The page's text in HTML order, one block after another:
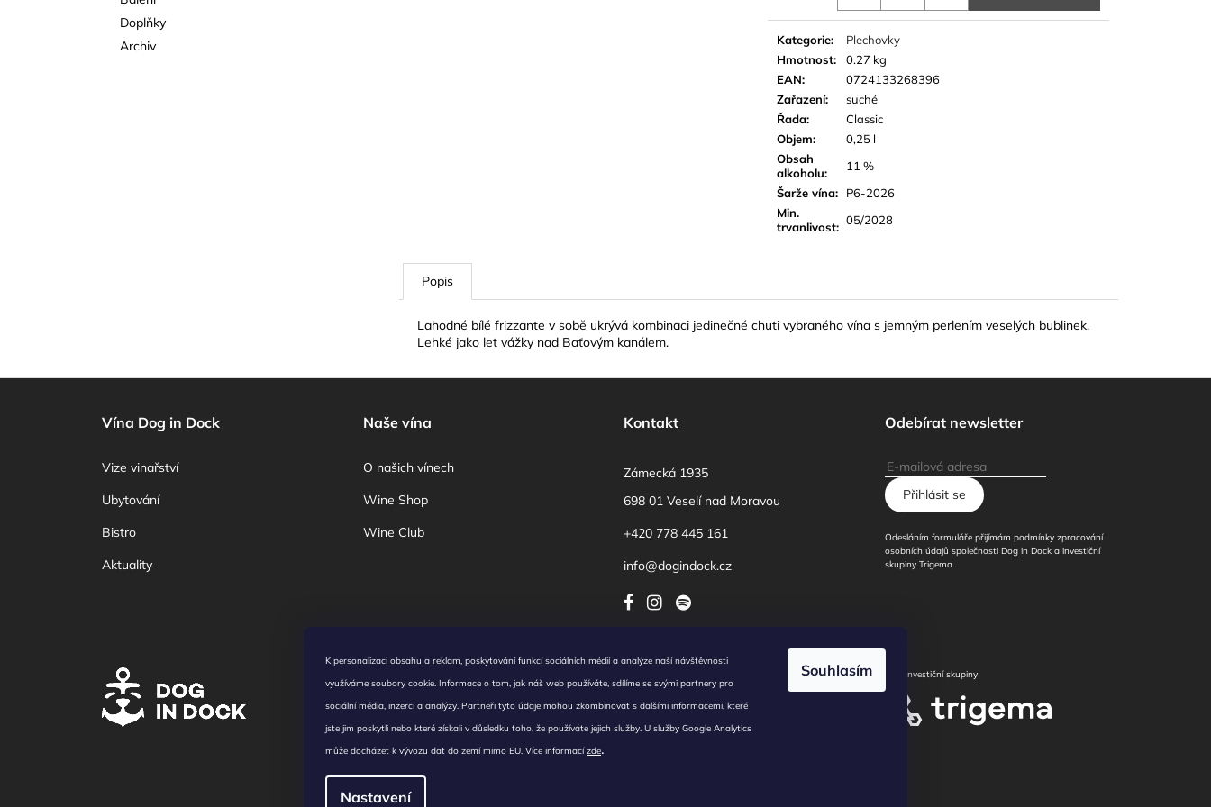
K personalizaci obsahu a reklam, poskytování funkcí sociálních médií a analýze naší návštěvnosti
využíváme soubory cookie. Informace o tom, jak náš web používáte, sdílíme se svými partnery pro
sociální média, inzerci a analýzy. Partneři tyto údaje mohou zkombinovat s dalšími informacemi, které
jste jim poskytli nebo které získali v důsledku toho, že používáte jejich služby. U služby Google Analytics
může docházet k vývozu dat do zemí mimo EU. Více informacízde.
Nastavení
Souhlasím
Doplňky
Archiv
Kategorie:
Plechovky
Hmotnost:
0.27 kg
EAN:
0724133268396
Zařazení:
suché
Řada:
Classic
Objem:
0,25 l
Obsah
alkoholu:
11 %
Šarže vína:
P6-2026
Min.
trvanlivost: 05/2028
Popis
Lahodné bílé frizzante v sobě ukrývá kombinaci jedinečné chuti vybraného vína s jemným perlením veselých bublinek.
Lehké jako let vážky nad Baťovým kanálem.
Vína Dog in Dock
Vize vinařství
Ubytování
Bistro
Aktuality
Naše vína
O našich vínech
Wine Shop
Wine Club
Kontakt
Zámecká 1935
698 01 Veselí nad Moravou
+420 778 445 161
info@dogindock.cz
Odebírat newsletter
Přihlásit se
Odesláním formuláře přijímám podmínky zpracování
osobních údajů společnosti Dog in Dock a investiční
skupiny Trigema.
Reklamní sdělení/
Prohlášení k využití souborů cookies
Copyright ©2018–2023 Dog in Dock, Vinařství Veselí nad Moravou, s.r.o., člen investiční skupiny Trigema. Všechna
práva vyhrazena.
Zámecká 1935, 698 01 Veselí nad Moravou, IČO: 06007791, spisová značka C 99201 vedená u Krajského soudu v
Člen investiční skupiny